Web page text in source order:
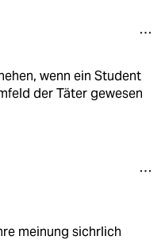
wenn ein Student
der Täter gewesen
meinung sichrlich